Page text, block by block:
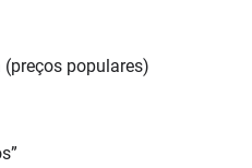
populares)